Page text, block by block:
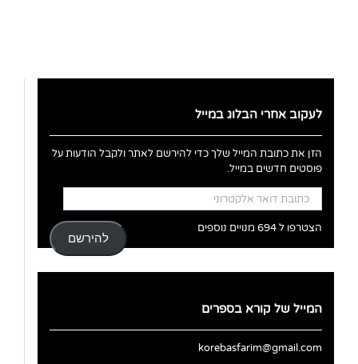
לעקוב אחרי הבלוג במייל
הזן את כתובת המייל שלך כדי להירשם לאתר ולקבל הודעות על
פוסטים חדשים במייל.
כתובת
דואר
אלקטרוני
להירשם
הצטרפו ל 694 מנויים נוספים
המייל של קורא בספרים
korebasfarim@gmail.com